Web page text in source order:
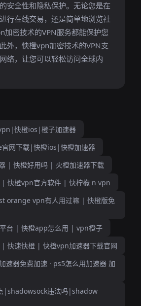
安全性和隐私保护。无论您是在
行在线交易，还是简单地浏览社
加密技术的VPN服务都能保护您
外，快橙vpn加密技术的VPN支
络，让您可以轻松访问全球内
快橙ios|橙子加速器
网下载|快橙ios|快橙加速器
| 快橙好用吗 | 火橙加速器下载
| 快橙vpn官方软件 | 快柠檬 n vpn
orange vpn有人用过嘛 | 快橙版免
平台 | 快橙app怎么用 | vpn橙子
| 快速快橙 | 快橙vpn加速器下载官网
速器免费加速 · ps5怎么用加速器 加
|shadowsock违法吗|shadow